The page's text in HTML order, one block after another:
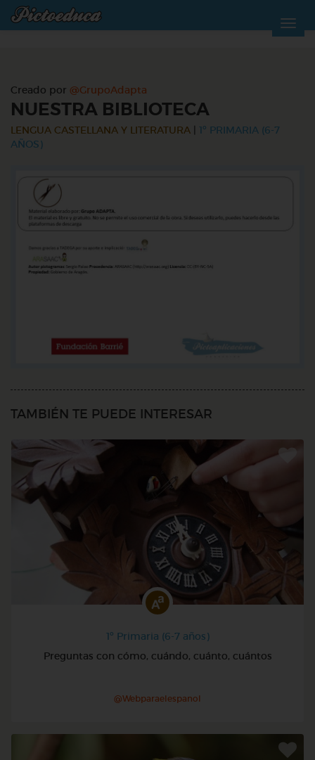
Creado por @GrupoAdapta
NUESTRA BIBLIOTECA
LENGUA CASTELLANA Y LITERATURA
1º PRIMARIA (6-7
AÑOS)
TAMBIÉN TE PUEDE INTERESAR
1º Primaria (6-7 años)
Preguntas con cómo, cuándo, cuánto, cuántos
@Webparaelespanol